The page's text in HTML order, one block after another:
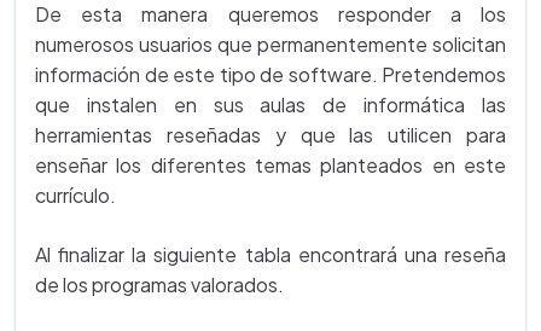
De esta manera queremos responder a los
numerosos usuarios que permanentemente solicitan
información de este tipo de software. Pretendemos
que instalen en sus aulas de informática las
herramientas reseñadas y que las utilicen para
enseñar los diferentes temas planteados en este
currículo.
Al finalizar la siguiente tabla encontrará una reseña
de los programas valorados.